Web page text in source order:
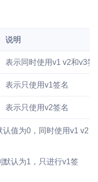
说明
表示同时使用v1 v2和v3签
表示只使用v1签名
表示只使用v2签名
值为0，同时使用v1 v2
认为1，只进行v1签